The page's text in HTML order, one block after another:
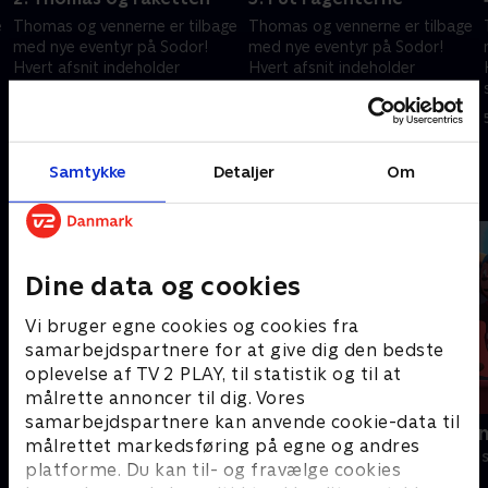
Samtykke Detaljer Om
Dine data og cookies
Vi bruger egne cookies og cookies fra
samarbejdspartnere for at give dig den bedste
oplevelse af TV 2 PLAY, til statistik og til at
målrette annoncer til dig. Vores
samarbejdspartnere kan anvende cookie-data til
målrettet markedsføring på egne og andres
platforme. Du kan til- og fravælge cookies
Thomas og vennerne er tilbage
med nye eventyr på Sodor!
Hvert afsnit indeholder
Thomas og vennerne er tilbage
med nye eventyr på Sodor!
Hvert afsnit indeholder
interaktivt format, der
5. februar 2025 • 10 min
Gurli Gris
Børneserier • 4 sæsoner
Rasmus
Børneserier • 3